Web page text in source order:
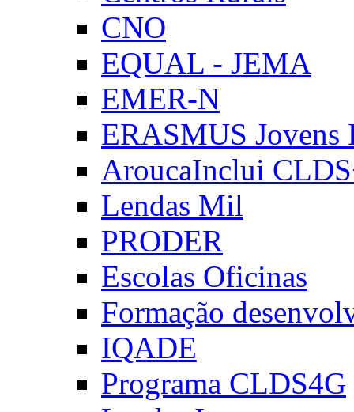
CNO
EQUAL - JEMA
EMER-N
ERASMUS Jovens
AroucaInclui
Lendas Mil
PRODER
Escolas Oficinas
Formação
IQADE
Programa CLDS4G